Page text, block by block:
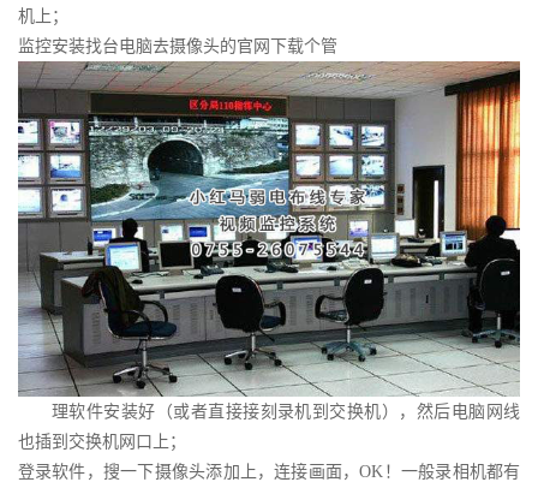
机上；
监控安装找台电脑去摄像头的官网下载个管
理软件安装好（或者直接接刻录机到交换机），然后电脑网线
也插到交换机网口上；
登录软件，搜一下摄像头添加上，连接画面，OK！一般录相机都有